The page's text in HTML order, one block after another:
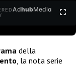
AdhubMedia
della
, la nota serie